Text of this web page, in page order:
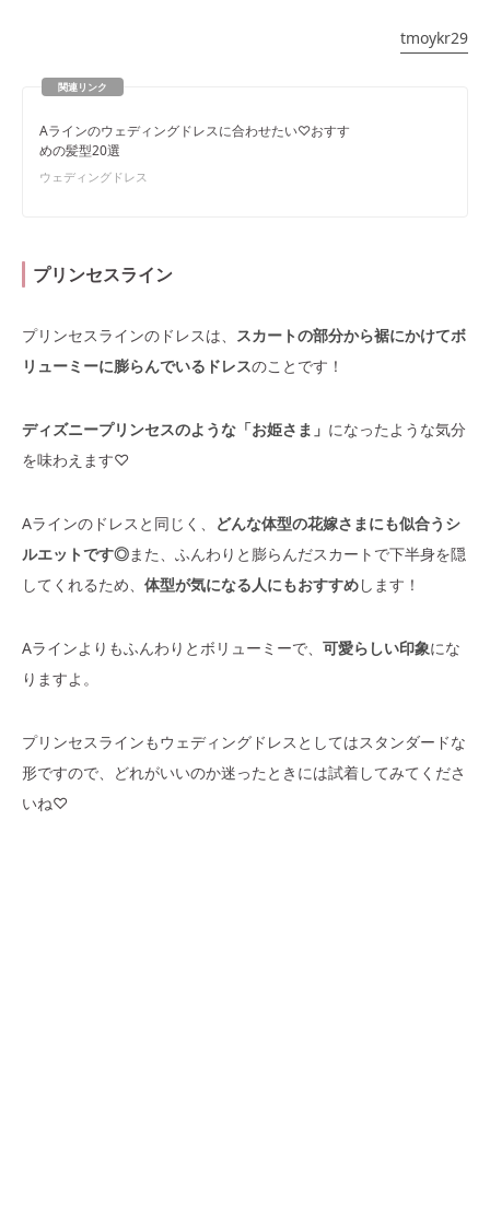
tmoykr29
Aラインのウェディングドレスに合わせたい♡おすす
めの髪型20選
ウェディングドレス
プリンセスライン
プリンセスラインのドレスは、 スカートの部分から裾にかけてボ
リューミーに膨らんでいるドレスのことです！
ディズニープリンセスのような「お姫さま」 になったような気分
を味わえます♡
Aラインのドレスと同じく、
どんな体型の花嫁さまにも似合うシ
ルエットです◎また、ふんわりと膨らんだスカートで下半身を隠
してくれるため、 体型が気になる人にもおすすめします！
Aラインよりもふんわりとボリューミーで、 可愛らしい印象にな
りますよ。
プリンセスラインもウェディングドレスとしてはスタンダードな
形ですので、どれがいいのか迷ったときには試着してみてくださ
いね♡